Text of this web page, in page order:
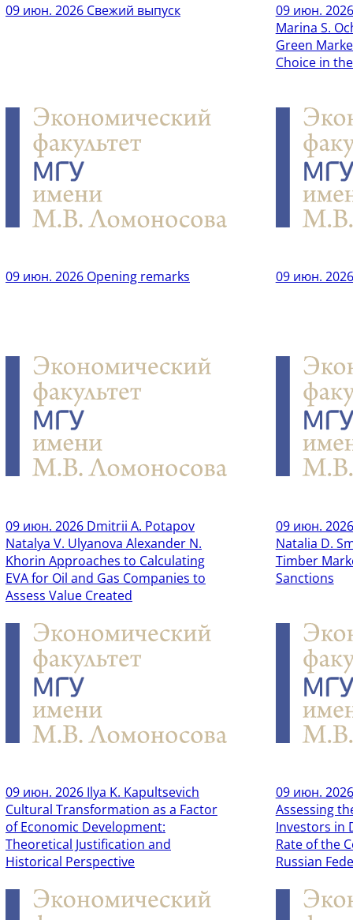
09 июн. 2026 Свежий выпуск
09 июн. 2026
Marina S.
Green
Choice in
09 июн. 2026 Opening remarks 09 июн. 2026
09 июн. 2026 Dmitrii A. Potapov
Natalya V. Ulyanova Alexander N.
Khorin Approaches to Calculating
EVA for Oil and Gas Companies to
Assess Value Created
09 июн. 2026
Natalia D.
Timber
Sanctions
09 июн. 2026 Ilya K. Kapultsevich
Cultural Transformation as a Factor
of Economic Development:
Theoretical Justification and
Historical Perspective
09 июн. 2026
Assessing
Investors in
Rate of the
Russian